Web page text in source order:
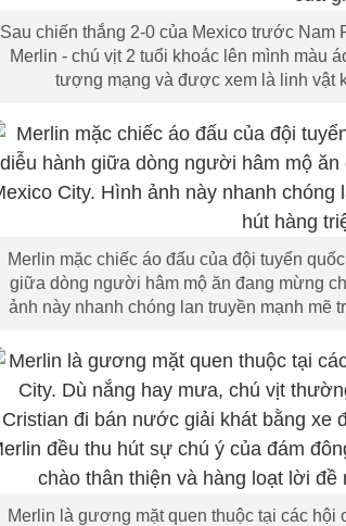
Sau chiến thắng 2-0 của Mexico trước Nam
Merlin - chú vịt 2 tuổi khoác lên mình màu
tượng mạng và được xem là linh vật
Merlin mặc chiếc áo đấu của đội tuyển
giữa dòng người hâm mộ ăn đang mừng
ảnh này nhanh chóng lan truyền mạnh mẽ
Merlin là gương mặt quen thuộc tại các